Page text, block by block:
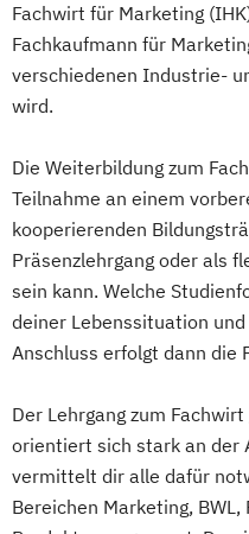
Fachwirt für Marketing
Fachkaufmann für
verschiedenen Industrie-
wird.
Die Weiterbildung zum
Teilnahme an einem
kooperierenden
Präsenzlehrgang oder als
sein kann. Welche
deiner Lebenssituation
Anschluss erfolgt dann die
Der Lehrgang zum
orientiert sich stark an der
vermittelt dir alle dafür
Bereichen Marketing,